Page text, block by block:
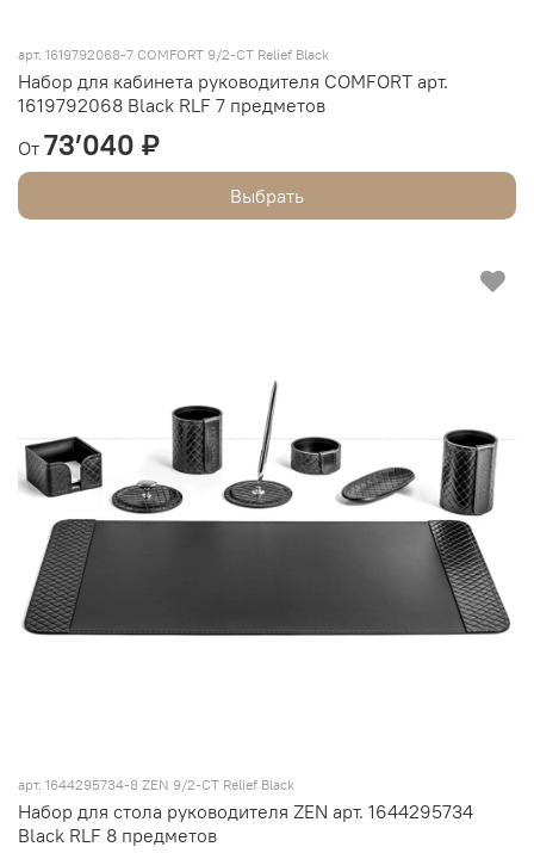
арт. 1619792068-7 COMFORT 9/2-CT Relief Black
Набор для кабинета руководителя COMFORT арт.
1619792068 Black RLF 7 предметов
От 73’040 ₽
Выбрать
арт. 1644295734-8 ZEN 9/2-CT Relief Black
Набор для стола руководителя ZEN арт. 1644295734
Black RLF 8 предметов